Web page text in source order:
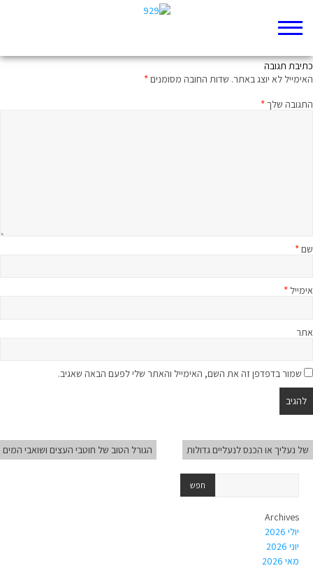
כתיבת תגובה
האימייל לא יוצג באתר. שדות החובה מסומנים*
התגובה שלך*
שם*
אימייל *
אתר
שמור בדפדפן זה את השם, האימייל והאתר שלי לפעם הבאה שאגיב.
של נעליך או הכנס לנעליים גדולות הגורל הטוב של חוטבי העצים ושואבי המים
Archives
יולי 2026
יוני 2026
מאי 2026